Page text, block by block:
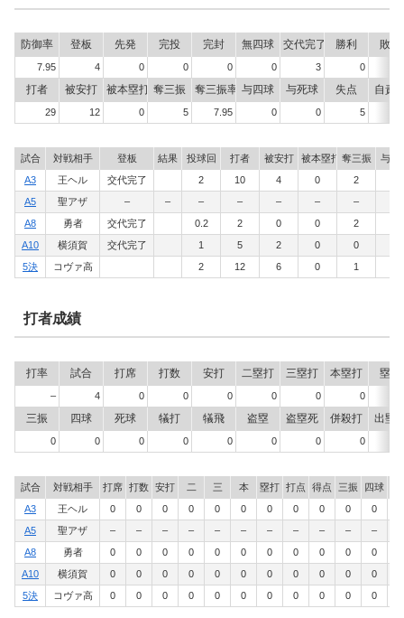
防御率 登板 先発 完投 完封 無四球 交代完了 勝利 敗戦
7.95 4 0 0 0 0 3 0
打者 被安打 被本塁打 奪三振 奪三振率 与四球 与死球 失点 自責
29 12 0 5 7.95 0 0 5
試合 対戦相手 登板 結果 投球回 打者 被安打 被本塁打 奪三振
与四
A3
王ヘル 交代完了 2 10 4 0 2
A5
聖アザ – – – – – – –
A8
勇者 交代完了 0.2 2 0 0 2
A10
横須賀 交代完了 1 5 2 0 0
5決
コヴァ高 2 12 6 0 1
打者成績
打率 試合 打席 打数 安打 二塁打 三塁打 本塁打 塁打
– 4 0 0 0 0 0 0
三振 四球 死球 犠打 犠飛 盗塁 盗塁死 併殺打 出塁
0 0 0 0 0 0 0 0
試合 対戦相手 打席 打数 安打 二 三 本 塁打 打点 得点 三振 四球
A3
王ヘル 0 0 0 0 0 0 0 0 0 0 0
A5
聖アザ – – – – – – – – – – –
A8
勇者 0 0 0 0 0 0 0 0 0 0 0
A10
横須賀 0 0 0 0 0 0 0 0 0 0 0
5決
コヴァ高 0 0 0 0 0 0 0 0 0 0 0